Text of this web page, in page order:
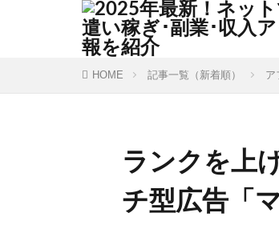
HOME 記事一覧（新着順） ア
ランクを上
チ型広告「